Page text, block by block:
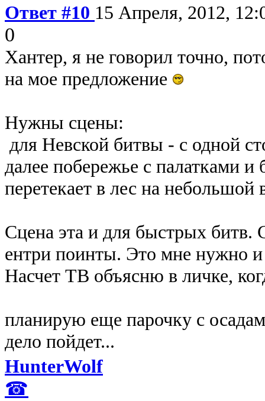
Ответ #10 15 Апреля, 2012,
0
Хантер, я не говорил точно,
на мое предложение
Нужны сцены:
для Невской битвы - с одной
далее побережье с палатками
перетекает в лес на
Сцена эта и для быстрых битв.
ентри поинты. Это мне нужно
Насчет ТВ объясню в личке,
планирую еще парочку с
дело пойдет...
HunterWolf
☎